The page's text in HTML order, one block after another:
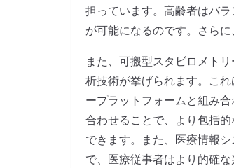
担っています。高齢者はバ
が可能になるのです。さら
また、可搬型スタビロメト
析技術が挙げられます。こ
ープラットフォームと組み
合わせることで、より包括
できます。また、医療情報
で、医療従事者はより的確